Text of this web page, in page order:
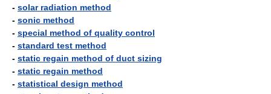
- solar radiation method
- sonic method
- special method of quality control
- standard test method
- static regain method of duct sizing
- static regain method
- statistical design method